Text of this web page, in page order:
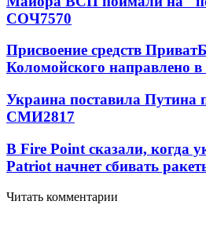
СОЧ7570
Присвоение средств
Коломойского направлено в
Украина поставила Путина
СМИ2817
В Fire Point сказали, когда
Patriot начнет сбивать
Читать комментарии